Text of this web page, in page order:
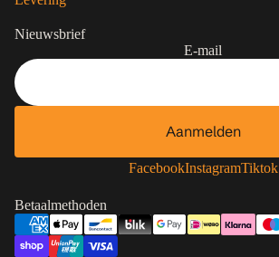
Nieuwsbrief
E-mail
Aanmelden
FacebookInstagramTiktok
Betaalmethoden
Privacybeleid
Algemene voorwaarden
Verzendbeleid